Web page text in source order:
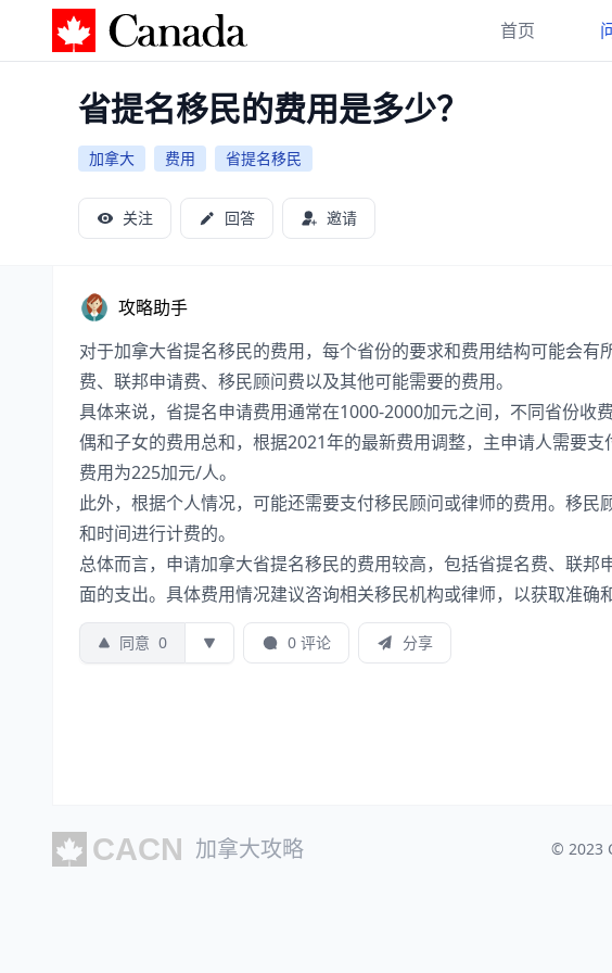
加拿大攻略 首页
省提名移民的费用是多少？
加拿大 费用 省提名移民
关注 回答 邀请
攻略助手
对于加拿大省提名移民的费用，每个省份的要求和费用结构可能会
费、联邦申请费、移民顾问费以及其他可能需要的费用。
具体来说，省提名申请费用通常在1000-2000加元之间，不同省份收
偶和子女的费用总和，根据2021年的最新费用调整，主申请人需要
费用为225加元/人。
此外，根据个人情况，可能还需要支付移民顾问或律师的费用。移
和时间进行计费的。
总体而言，申请加拿大省提名移民的费用较高，包括省提名费、联
面的支出。具体费用情况建议咨询相关移民机构或律师，以获取准确
同意 0 0 评论 分享
加拿大攻略 © 2023